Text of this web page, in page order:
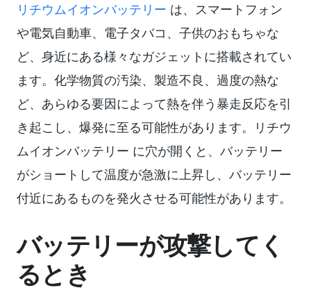
リチウムイオンバッテリー は、スマートフォン
や電気自動車、電子タバコ、子供のおもちゃな
ど、身近にある様々なガジェットに搭載されてい
ます。化学物質の汚染、製造不良、過度の熱な
ど、あらゆる要因によって熱を伴う暴走反応を引
き起こし、爆発に至る可能性があります。リチウ
ムイオンバッテリー に穴が開くと、バッテリー
がショートして温度が急激に上昇し、バッテリー
付近にあるものを発火させる可能性があります。
バッテリーが攻撃してく
るとき